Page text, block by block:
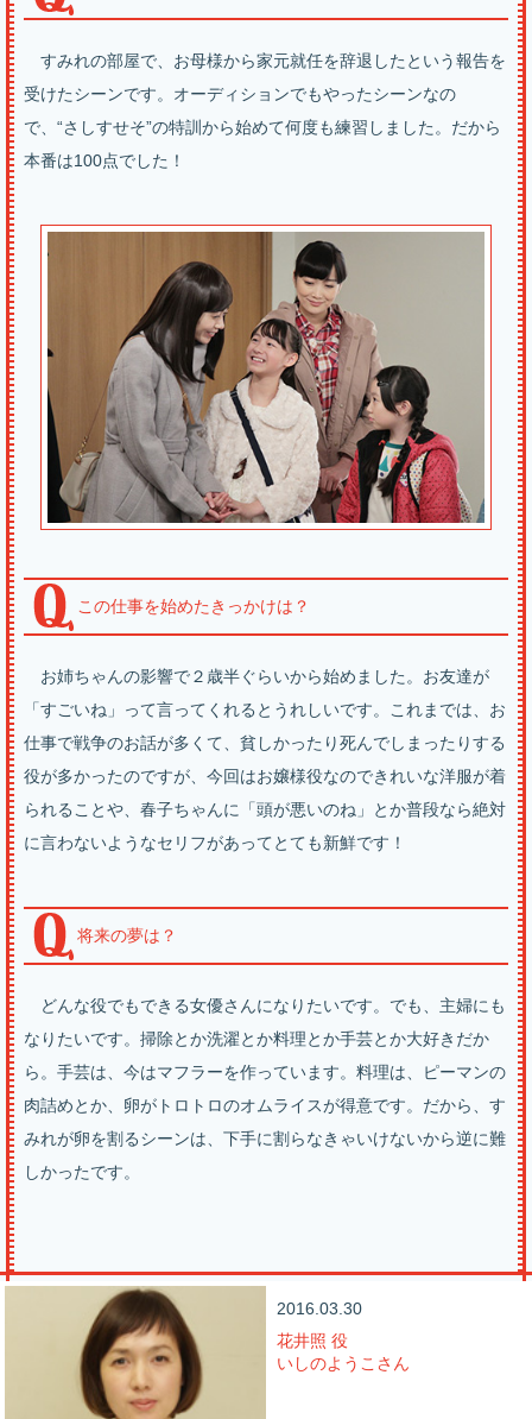
すみれの部屋で、お母様から家元就任を辞退したという報告を
受けたシーンです。オーディションでもやったシーンなの
で、“さしすせそ”の特訓から始めて何度も練習しました。だから
本番は100点でした！
この仕事を始めたきっかけは？
お姉ちゃんの影響で２歳半ぐらいから始めました。お友達が
「すごいね」って言ってくれるとうれしいです。これまでは、お
仕事で戦争のお話が多くて、貧しかったり死んでしまったりする
役が多かったのですが、今回はお嬢様役なのできれいな洋服が着
られることや、春子ちゃんに「頭が悪いのね」とか普段なら絶対
に言わないようなセリフがあってとても新鮮です！
将来の夢は？
どんな役でもできる女優さんになりたいです。でも、主婦にも
なりたいです。掃除とか洗濯とか料理とか手芸とか大好きだか
ら。手芸は、今はマフラーを作っています。料理は、ピーマンの
肉詰めとか、卵がトロトロのオムライスが得意です。だから、す
みれが卵を割るシーンは、下手に割らなきゃいけないから逆に難
しかったです。
2016.03.30
花井照 役
いしのようこさん